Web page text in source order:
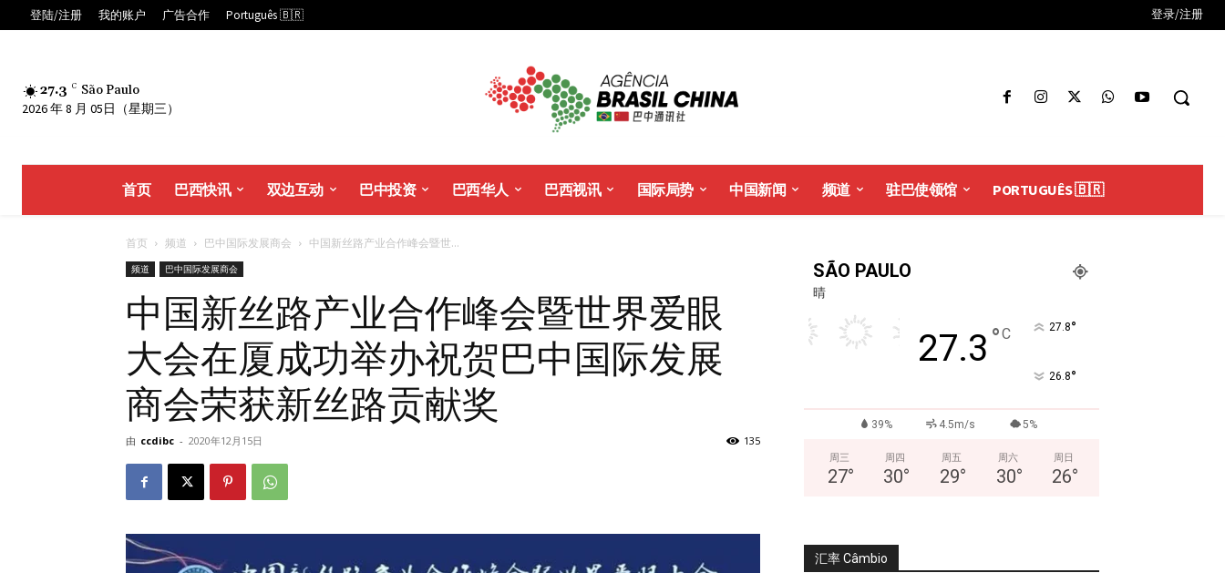
登陆/注册 我的账户 广告合作 Português 🇧🇷 登录/注册
27.3 C São Paulo
2026 年 8 月 05日（星期三）
首页 巴西快讯 双边互动 巴中投资 巴西华人 巴西视讯 国际局势 中国新闻 频道 驻巴使领馆 PORTUGUÊS 🇧🇷
首页 频道 巴中国际发展商会 中国新丝路产业合作峰会暨世...
频道 巴中国际发展商会
中国新丝路产业合作峰会暨世界爱眼
大会在厦成功举办祝贺巴中国际发展
商会荣获新丝路贡献奖
由 ccdibc - 2020年12月15日 135
SÃO PAULO
晴
27.3 °C 27.8°
26.8°
39% 4.5m/s 5%
周三
27°
周四
30°
周五
29°
周六
30°
周日
26°
汇率 Câmbio